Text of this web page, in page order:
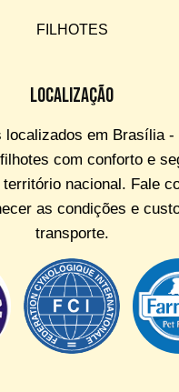
FILHOTES
Localização
localizados em Brasília -
com conforto e
território nacional. Fale
as condições e
transporte.